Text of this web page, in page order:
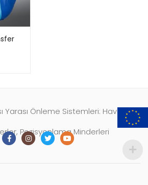
Yarası Önleme Sistemleri: Havalı
Pozisyonlama Minderleri